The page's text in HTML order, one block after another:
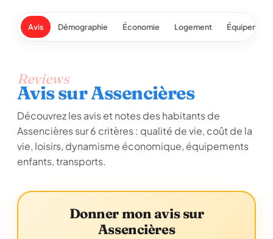
Avis Démographie Économie Logement
Reviews
Avis sur Assencières
Découvrez les avis et notes des habitants de
Assencières sur 6 critères : qualité de vie, coût de la
vie, loisirs, dynamisme économique, équipements
enfants, transports.
Donner mon avis sur
Assencières